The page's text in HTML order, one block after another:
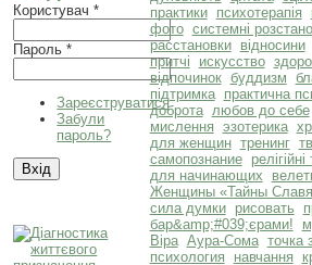
Користувач*
Пароль*
Зареєструватися
Забули
пароль?
практики
психотерапія
фото системні
расстановки
відносини
притчі
искусство
відпочинок буддизм
підтримка
практична
доброта любов до себе
мислення эзотерика
для женщин тренинг
самопознание
для начинающих
Женщины «Тайны
сила думки
рисовать
бар&amp;#039;єрами!
Віра Аура-Сома точка
психология
навчання